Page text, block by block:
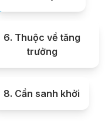
6. Thuộc về tăng
trưởng
8. Cần sanh khởi